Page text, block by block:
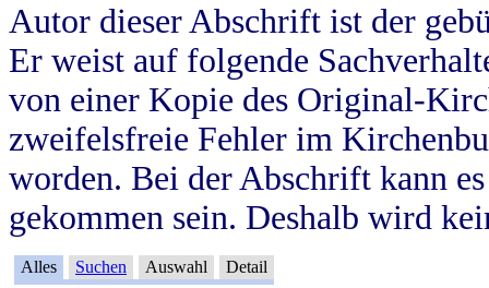
Autor dieser Abschrift ist der
Er weist auf folgende
von einer Kopie des Original-
zweifelsfreie Fehler im
worden. Bei der Abschrift kann
gekommen sein. Deshalb wird
Alles Suchen Auswahl Detail